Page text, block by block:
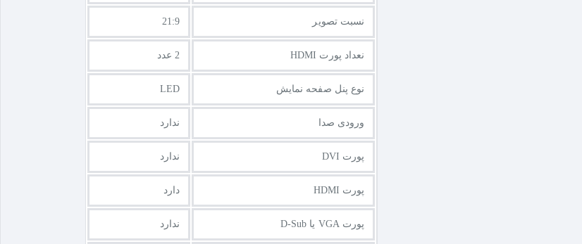
نسبت تصویر 21:9
نعداد پورت HDMI 2 عدد
نوع پنل صفحه نمایش LED
ورودی صدا ندارد
پورت DVI ندارد
پورت HDMI دارد
پورت VGA یا D-Sub ندارد